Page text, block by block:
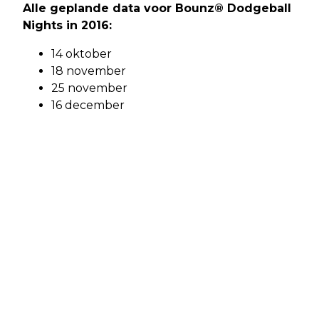
Alle geplande data voor Bounz® Dodgeball
Nights in 2016:
14 oktober
18 november
25 november
16 december